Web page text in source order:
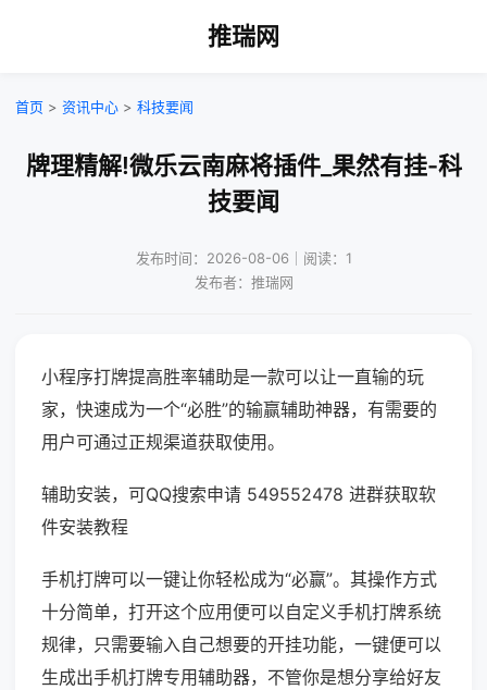
推瑞网
首页 > 资讯中心 > 科技要闻
牌理精解!微乐云南麻将插件_果然有挂-科
技要闻
发布时间：2026-08-06｜阅读：1
发布者：推瑞网
小程序打牌提高胜率辅助是一款可以让一直输的玩
家，快速成为一个“必胜”的输赢辅助神器，有需要的
用户可通过正规渠道获取使用。
辅助安装，可QQ搜索申请 549552478 进群获取软
件安装教程
手机打牌可以一键让你轻松成为“必赢”。其操作方式
十分简单，打开这个应用便可以自定义手机打牌系统
规律，只需要输入自己想要的开挂功能，一键便可以
生成出手机打牌专用辅助器，不管你是想分享给好友